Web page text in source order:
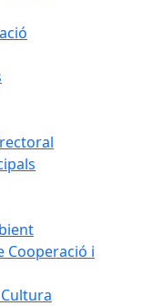
Cooperació i